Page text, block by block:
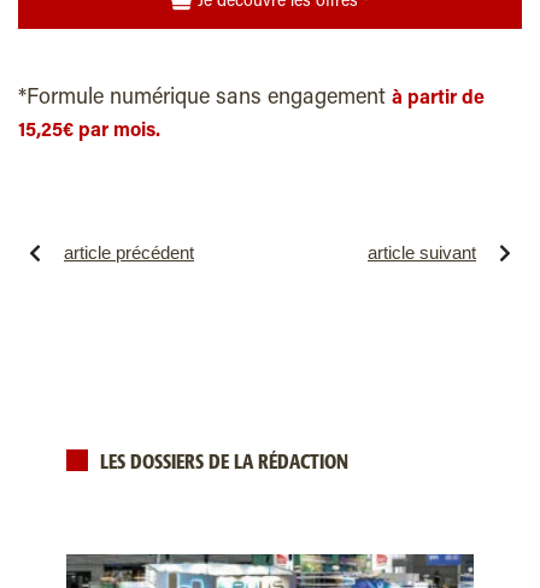
*Formule numérique sans engagement à partir de
15,25€ par mois.
article précédent article suivant
LES DOSSIERS DE LA RÉDACTION